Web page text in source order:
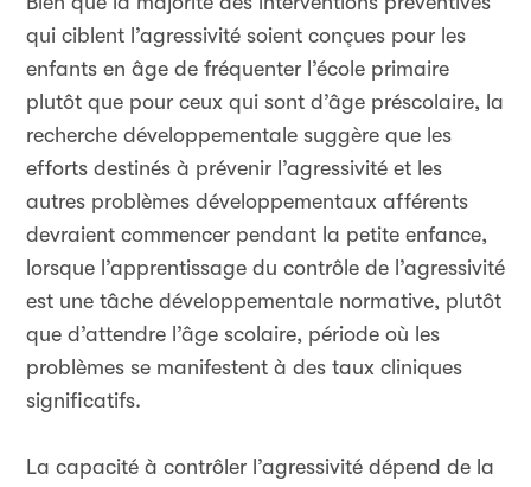
qui ciblent l’agressivité soient conçues pour les
enfants en âge de fréquenter l’école primaire
plutôt que pour ceux qui sont d’âge préscolaire, la
recherche développementale suggère que les
efforts destinés à prévenir l’agressivité et les
autres problèmes développementaux afférents
devraient commencer pendant la petite enfance,
lorsque l’apprentissage du contrôle de l’agressivité
est une tâche développementale normative, plutôt
que d’attendre l’âge scolaire, période où les
problèmes se manifestent à des taux cliniques
significatifs.
La capacité à contrôler l’agressivité dépend de la